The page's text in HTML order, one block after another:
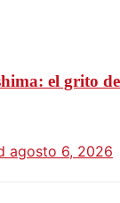
el grito
agosto 6, 2026